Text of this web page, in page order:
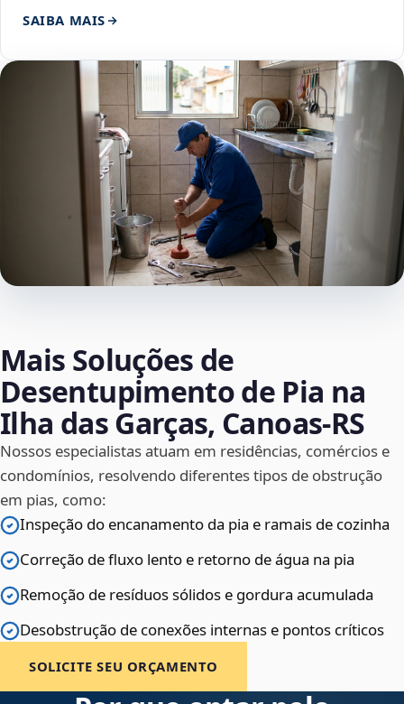
SAIBA MAIS
Mais Soluções de
Desentupimento de Pia na
Ilha das Garças, Canoas‑RS
Nossos especialistas atuam em residências, comércios e
condomínios, resolvendo diferentes tipos de obstrução
em pias, como:
Inspeção do encanamento da pia e ramais de cozinha
Correção de fluxo lento e retorno de água na pia
Remoção de resíduos sólidos e gordura acumulada
Desobstrução de conexões internas e pontos críticos
SOLICITE SEU ORÇAMENTO